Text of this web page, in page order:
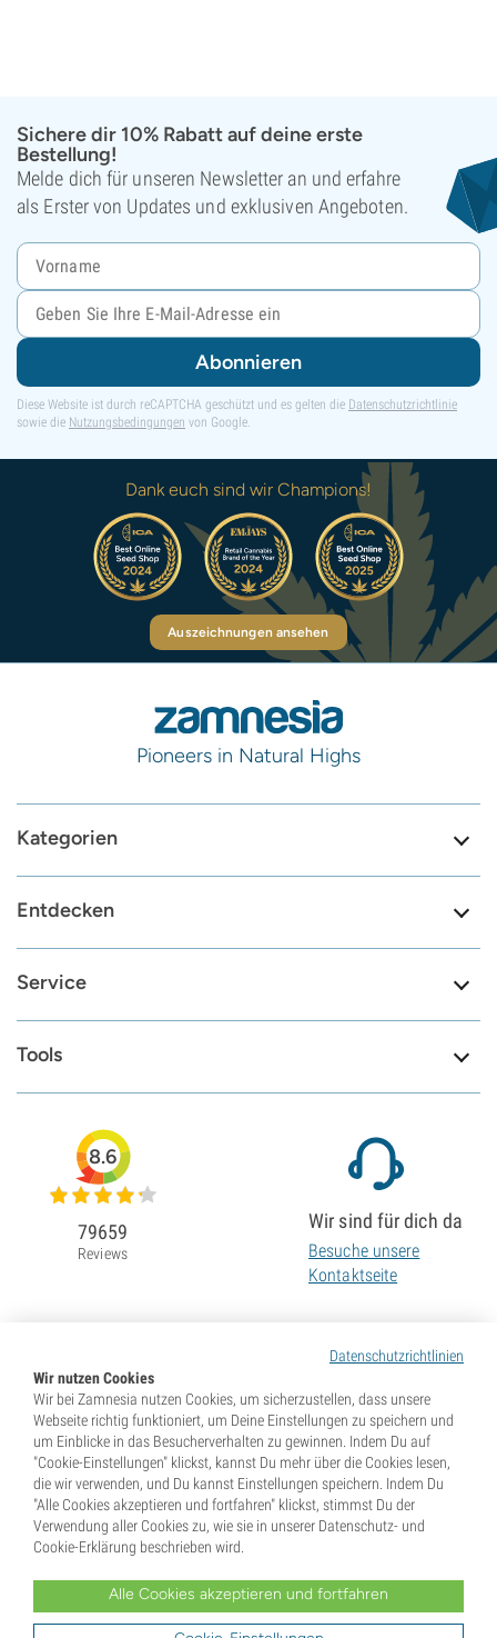
Sichere dir 10% Rabatt auf deine erste
Bestellung!
Melde dich für unseren Newsletter an und erfahre
als Erster von Updates und exklusiven Angeboten.
Abonnieren
Diese Website ist durch reCAPTCHA geschützt und es gelten die Datenschutzrichtlinie
sowie die Nutzungsbedingungen von Google.
Dank euch sind wir Champions!
Auszeichnungen ansehen
Pioneers in Natural Highs
Kategorien
Entdecken
Service
Tools
Datenschutzrichtlinien
Wir nutzen Cookies
Wir bei Zamnesia nutzen Cookies, um sicherzustellen, dass unsere
Webseite richtig funktioniert, um Deine Einstellungen zu speichern und
um Einblicke in das Besucherverhalten zu gewinnen. Indem Du auf
"Cookie-Einstellungen" klickst, kannst Du mehr über die Cookies lesen,
die wir verwenden, und Du kannst Einstellungen speichern. Indem Du
"Alle Cookies akzeptieren und fortfahren" klickst, stimmst Du der
Verwendung aller Cookies zu, wie sie in unserer Datenschutz- und
Cookie-Erklärung beschrieben wird.
Alle Cookies akzeptieren und fortfahren
8.6
79659
Reviews
Wir sind für dich da
Besuche unsere
Kontaktseite
* Samen werden als Souvenirs verkauft. In vielen Ländern ist die Keimung von Samen illegal. Informiere
Dir der dort geltenden Gesetze bewusst bist. Du verzichtest außerdem auf jeglichen Haftungsanspruch